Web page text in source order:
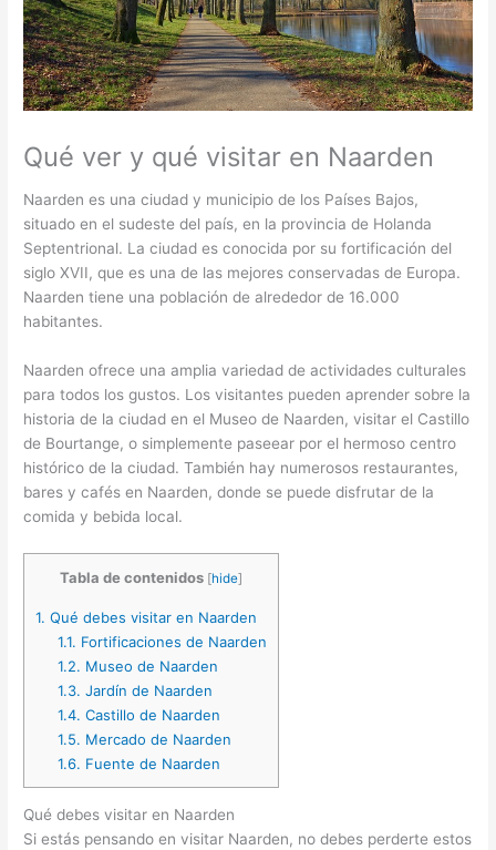
Qué ver y qué visitar en Naarden
Naarden es una ciudad y municipio de los Países Bajos,
situado en el sudeste del país, en la provincia de Holanda
Septentrional. La ciudad es conocida por su fortificación del
siglo XVII, que es una de las mejores conservadas de Europa.
Naarden tiene una población de alrededor de 16.000
habitantes.
Naarden ofrece una amplia variedad de actividades culturales
para todos los gustos. Los visitantes pueden aprender sobre la
historia de la ciudad en el Museo de Naarden, visitar el Castillo
de Bourtange, o simplemente paseear por el hermoso centro
histórico de la ciudad. También hay numerosos restaurantes,
bares y cafés en Naarden, donde se puede disfrutar de la
comida y bebida local.
Tabla de contenidos [hide]
1. Qué debes visitar en Naarden
1.1. Fortificaciones de Naarden
1.2. Museo de Naarden
1.3. Jardín de Naarden
1.4. Castillo de Naarden
1.5. Mercado de Naarden
1.6. Fuente de Naarden
Qué debes visitar en Naarden
Si estás pensando en visitar Naarden, no debes perderte estos